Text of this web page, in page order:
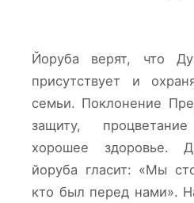
Йоруба верят, что
присутствует и
семьи. Поклонение
защиту,
хорошее здоровье.
йоруба гласит: «Мы
кто был перед нами».